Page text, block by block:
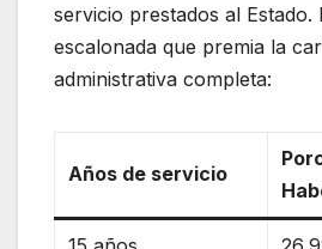
servicio prestados al Estado.
escalonada que premia la
administrativa completa:
Años de servicio